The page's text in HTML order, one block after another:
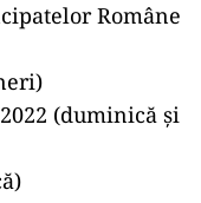
Române
(duminică și